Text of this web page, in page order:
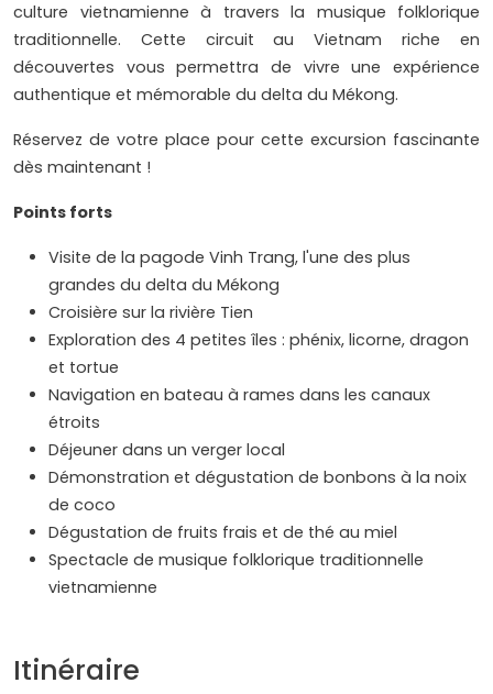
culture vietnamienne à travers la musique folklorique
traditionnelle. Cette circuit au Vietnam riche en
découvertes vous permettra de vivre une expérience
authentique et mémorable du delta du Mékong.
Réservez de votre place pour cette excursion fascinante
dès maintenant !
Points forts
Visite de la pagode Vinh Trang, l'une des plus
grandes du delta du Mékong
Croisière sur la rivière Tien
Exploration des 4 petites îles : phénix, licorne, dragon
et tortue
Navigation en bateau à rames dans les canaux
étroits
Déjeuner dans un verger local
Démonstration et dégustation de bonbons à la noix
de coco
Dégustation de fruits frais et de thé au miel
Spectacle de musique folklorique traditionnelle
vietnamienne
Itinéraire